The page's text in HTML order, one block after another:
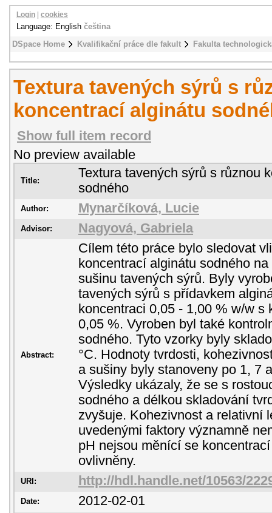
DSpace Home Kvalifikační práce dle fakult Fakulta
Login cookies
Language: English čeština
Textura tavených sýrů s
koncentrací alginátu
Show full item record
No preview available
Title:
Textura tavených sýrů s různou
sodného
Author: Mynarčíková, Lucie
Advisor: Nagyová, Gabriela
Abstract:
Cílem této práce bylo sledovat
koncentrací alginátu sodného
sušinu tavených sýrů. Byly
tavených sýrů s přídavkem
koncentraci 0,05 - 1,00 % w/w s
0,05 %. Vyroben byl také
sodného. Tyto vzorky byly
°C. Hodnoty tvrdosti,
a sušiny byly stanoveny po 1, 7
Výsledky ukázaly, že se s
sodného a délkou skladování
zvyšuje. Kohezivnost a relativní
uvedenými faktory významně
pH nejsou měnící se
ovlivněny.
URI: http://hdl.handle.net/10563/
Date: 2012-02-01